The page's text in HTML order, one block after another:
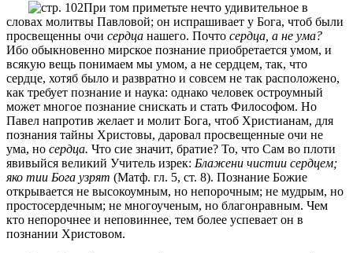
При том приметьте нечто удивительное в
словах молитвы Павловой; он испрашивает у Бога, чтоб были
просвещенны очи сердца нашего. Почто сердца, а не ума?
Ибо обыкновенно мирское познание приобретается умом, и
всякую вещь понимаем мы умом, а не сердцем, так, что
сердце, хотяб было и развратно и совсем не так расположено,
как требует познание и наука: однако человек остроумный
может многое познание снискать и стать Философом. Но
Павел напротив желает и молит Бога, чтоб Христианам, для
познания тайны Христовы, даровал просвещенные очи не
ума, но сердца. Что сие значит, братие? То, что Сам во плоти
явивыйся великий Учитель изрек: Блажени чистии сердцем;
яко тии Бога узрят (Матф. гл. 5, ст. 8). Познание Божие
открывается не высокоумным, но непорочным; не мудрым, но
простосердечным; не многоученым, но благонравным. Чем
кто непорочнее и неповиннее, тем более успевает он в
познании Христовом.